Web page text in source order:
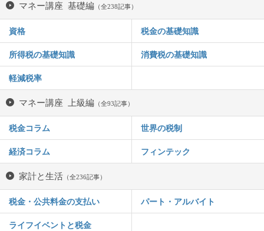
マネー講座 基礎編 （全238記事）
資格 税金の基礎知識
所得税の基礎知識 消費税の基礎知識
軽減税率
マネー講座 上級編 （全93記事）
税金コラム 世界の税制
経済コラム フィンテック
家計と生活 （全236記事）
税金・公共料金の支払い パート・アルバイト
ライフイベントと税金